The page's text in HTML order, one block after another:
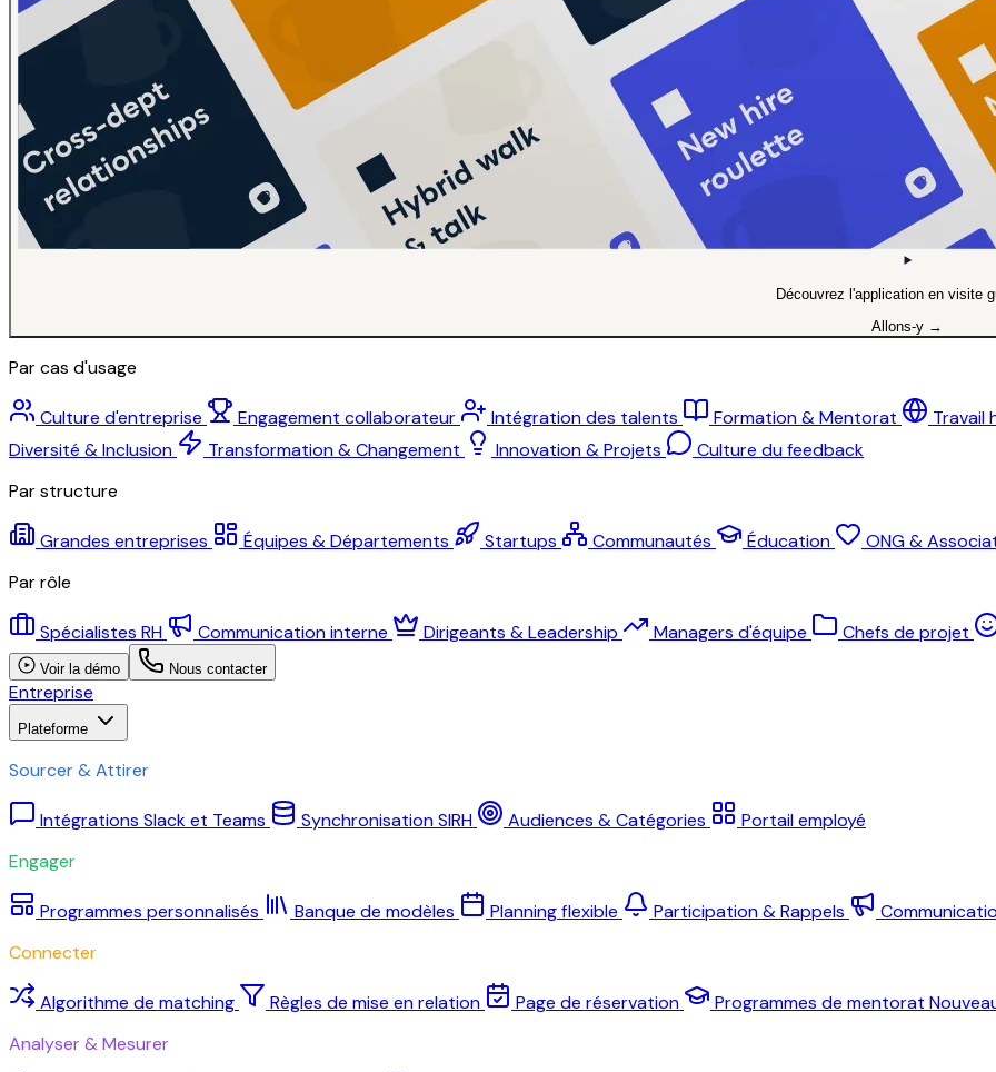
Découvrez l'application en visite
Allons-y →
Par cas d'usage
Culture d'entreprise Engagement collaborateur Intégration des talents Formation & Mentorat
Travail
Diversité & Inclusion
Transformation & Changement Innovation & Projets
Culture du feedback
Par structure
Grandes entreprises Équipes & Départements Startups Communautés Éducation
ONG &
Par rôle
Spécialistes RH Communication interne Dirigeants & Leadership Managers d'équipe Chefs de projet
Voir la démo Nous contacter
Entreprise
Plateforme
Sourcer & Attirer
Intégrations Slack et Teams Synchronisation SIRH Audiences & Catégories
Portail employé
Engager
Programmes personnalisés Banque de modèles Planning flexible Participation & Rappels
Connecter
Algorithme de matching Règles de mise en relation Page de réservation Programmes de mentorat
Analyser & Mesurer